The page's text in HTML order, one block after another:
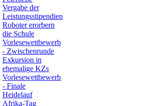
Vergabe der
Leistungsstipendien
Roboter erorbern
die Schule
Vorlesewettbewerb
- Zwischenrunde
Exkursion in
ehemalige KZs
Vorlesewettbewerb
- Finale
Heidelauf
Afrika-Tag